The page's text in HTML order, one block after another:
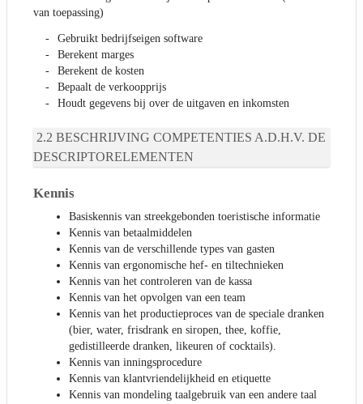
van toepassing)
Gebruikt bedrijfseigen software
Berekent marges
Berekent de kosten
Bepaalt de verkoopprijs
Houdt gegevens bij over de uitgaven en inkomsten
BESCHRIJVING COMPETENTIES A.D.H.V. DE
DESCRIPTORELEMENTEN
Kennis
Basiskennis van streekgebonden toeristische informatie
Kennis van betaalmiddelen
Kennis van de verschillende types van gasten
Kennis van ergonomische hef- en tiltechnieken
Kennis van het controleren van de kassa
Kennis van het opvolgen van een team
Kennis van het productieproces van de speciale dranken
(bier, water, frisdrank en siropen, thee, koffie,
gedistilleerde dranken, likeuren of cocktails).
Kennis van inningsprocedure
Kennis van klantvriendelijkheid en etiquette
Kennis van mondeling taalgebruik van een andere taal